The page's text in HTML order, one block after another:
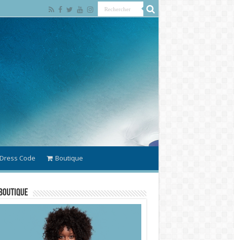
Dress Code Boutique